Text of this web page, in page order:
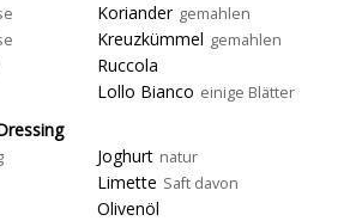
Koriander gemahlen
Kreuzkümmel gemahlen
Ruccola
Lollo Bianco einige Blätter
Joghurt natur
Limette Saft davon
Olivenöl